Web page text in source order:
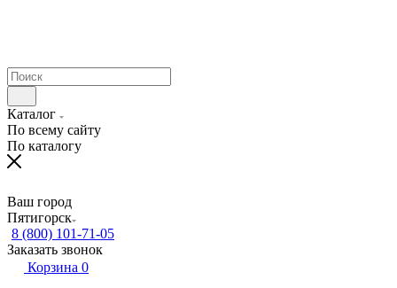
Каталог
По всему сайту
По каталогу
Ваш город
Пятигорск
8 (800) 101-71-05
Заказать звонок
Корзина 0